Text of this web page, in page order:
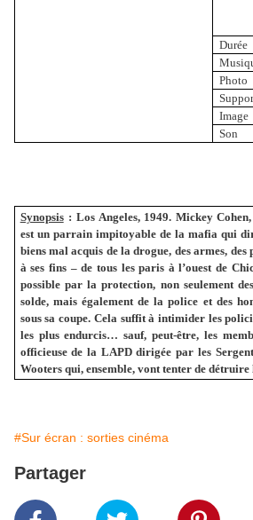
Durée
Photo
Image
Son
Synopsis : Los Angeles, 1949. Mickey
est un parrain impitoyable de la mafia qui
biens mal acquis de la drogue, des armes,
à ses fins – de tous les paris à l’ouest de
possible par la protection, non seulement
solde, mais également de la police et des
sous sa coupe. Cela suffit à intimider les
les plus endurcis… sauf, peut-être, les
officieuse de la LAPD dirigée par les
Wooters qui, ensemble, vont tenter de détruire
#Sur écran : sorties cinéma
Partager